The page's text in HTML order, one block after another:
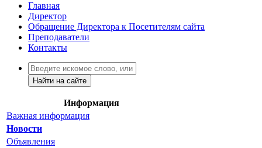
Главная
Директор
Обращение Директора к Посетителям сайта
Преподаватели
Контакты
Найти на сайте
Информация
Важная информация
Новости
Объявления